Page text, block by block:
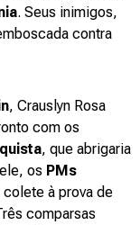
. Seus inimigos,
contra
, Crauslyn Rosa
com os
, que abrigaria
os PMs
colete à prova de
comparsas